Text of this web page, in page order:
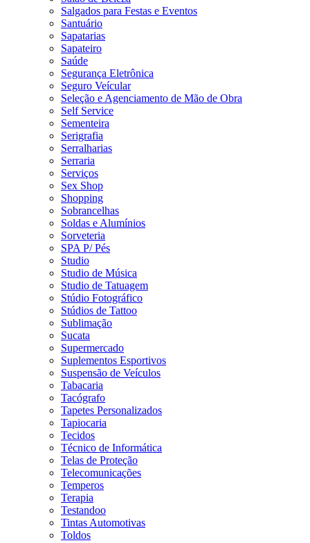
Salgados para Festas e Eventos
Santuário
Sapatarias
Sapateiro
Saúde
Segurança Eletrônica
Seguro Veícular
Seleção e Agenciamento de Mão de Obra
Self Service
Sementeira
Serigrafia
Serralharias
Serraria
Serviços
Sex Shop
Shopping
Sobrancelhas
Soldas e Alumínios
Sorveteria
SPA P/ Pés
Studio
Studio de Música
Studio de Tatuagem
Stúdio Fotográfico
Stúdios de Tattoo
Sublimação
Sucata
Supermercado
Suplementos Esportivos
Suspensão de Veículos
Tabacaria
Tacógrafo
Tapetes Personalizados
Tapiocaria
Tecidos
Técnico de Informática
Telas de Proteção
Telecomunicações
Temperos
Terapia
Testandoo
Tintas Automotivas
Toldos